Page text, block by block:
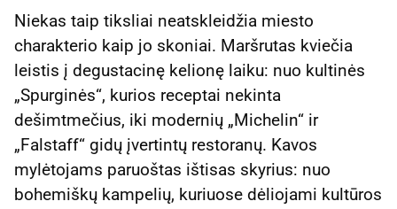
Niekas taip tiksliai neatskleidžia miesto
charakterio kaip jo skoniai. Maršrutas kviečia
leistis į degustacinę kelionę laiku: nuo kultinės
„Spurginės“, kurios receptai nekinta
dešimtmečius, iki modernių „Michelin“ ir
„Falstaff“ gidų įvertintų restoranų. Kavos
mylėtojams paruoštas ištisas skyrius: nuo
bohemiškų kampelių, kuriuose dėliojami kultūros